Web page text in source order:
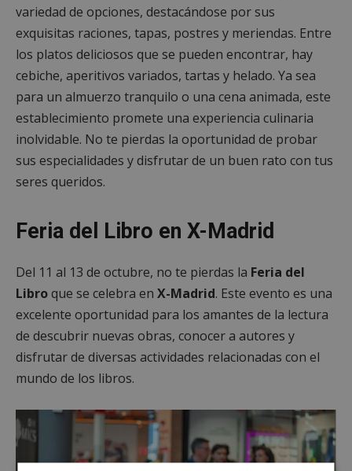
variedad de opciones, destacándose por sus
exquisitas raciones, tapas, postres y meriendas. Entre
los platos deliciosos que se pueden encontrar, hay
cebiche, aperitivos variados, tartas y helado. Ya sea
para un almuerzo tranquilo o una cena animada, este
establecimiento promete una experiencia culinaria
inolvidable. No te pierdas la oportunidad de probar
sus especialidades y disfrutar de un buen rato con tus
seres queridos.
Feria del Libro en X-Madrid
Del 11 al 13 de octubre, no te pierdas la Feria del
Libroque se celebra en X-Madrid. Este evento es una
excelente oportunidad para los amantes de la lectura
de descubrir nuevas obras, conocer a autores y
disfrutar de diversas actividades relacionadas con el
mundo de los libros.